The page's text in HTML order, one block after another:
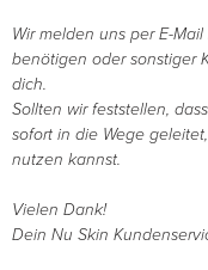
Wir melden uns per E-
benötigen oder sonstiger
dich.
Sollten wir feststellen,
sofort in die Wege
nutzen kannst.
Vielen Dank!
Dein Nu Skin